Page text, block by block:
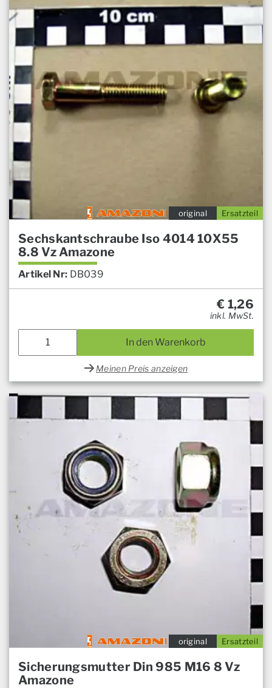
Ersatzteil
original
Sechskantschraube Iso 4014 10X55
8.8 Vz Amazone
Artikel Nr: DB039
€ 1,26
inkl. MwSt.
In den Warenkorb
Meinen Preis anzeigen
Ersatzteil
original
Sicherungsmutter Din 985 M16 8 Vz
Amazone